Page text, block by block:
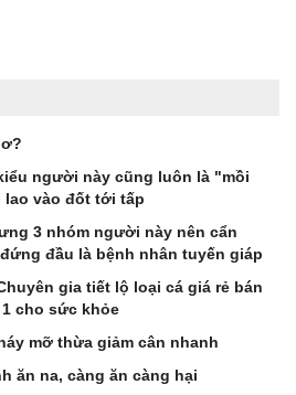
người này cũng luôn là "mồi
lao vào đốt tới tấp
3 nhóm người này nên cẩn
đầu là bệnh nhân tuyến giáp
gia tiết lộ loại cá giá rẻ bán
cho sức khỏe
mỡ thừa giảm cân nhanh
ăn na, càng ăn càng hại